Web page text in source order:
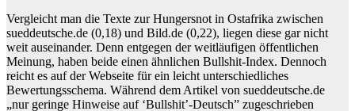
Vergleicht man die Texte zur Hungersnot in Ostafrika zwischen
sueddeutsche.de (0,18) und Bild.de (0,22), liegen diese gar nicht
weit auseinander. Denn entgegen der weitläufigen öffentlichen
Meinung, haben beide einen ähnlichen Bullshit-Index. Dennoch
reicht es auf der Webseite für ein leicht unterschiedliches
Bewertungsschema. Während dem Artikel von sueddeutsche.de
„nur geringe Hinweise auf ‘Bullshit’-Deutsch” zugeschrieben